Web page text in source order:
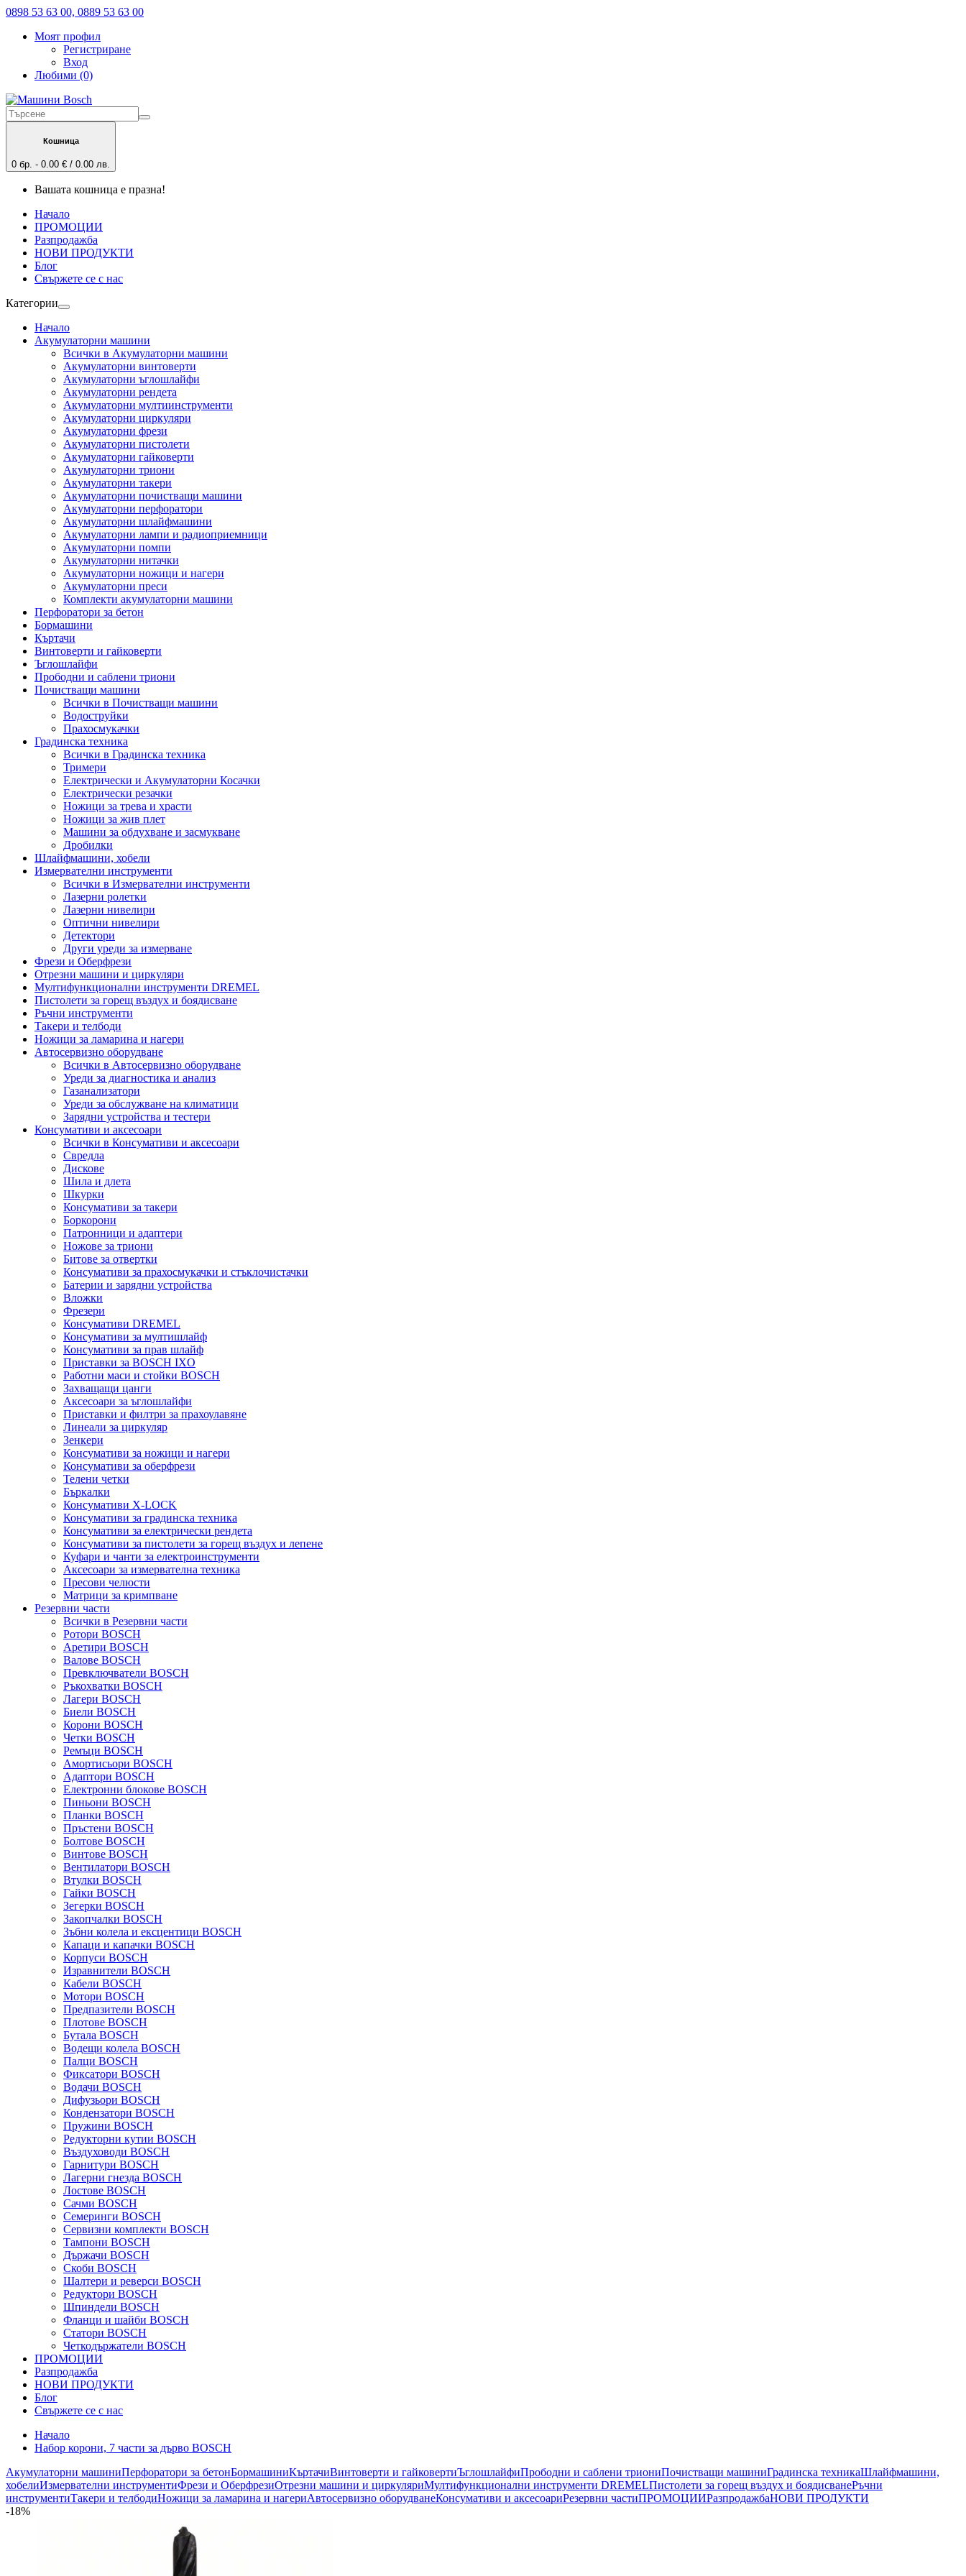
0898 53 63 00, 0889 53 63 00
Моят профил
Регистриране
Вход
Любими (0)
Кошница
0 бр. - 0.00 € / 0.00 лв.
Вашата кошница е празна!
Начало
ПРОМОЦИИ
Разпродажба
НОВИ ПРОДУКТИ
Блог
Свържете се с нас
Категории
Начало
Акумулаторни машини
Всички в Акумулаторни машини
Акумулаторни винтоверти
Акумулаторни ъглошлайфи
Акумулаторни рендета
Акумулаторни мултиинструменти
Акумулаторни циркуляри
Акумулаторни фрези
Акумулаторни пистолети
Акумулаторни гайковерти
Акумулаторни триони
Акумулаторни такери
Акумулаторни почистващи машини
Акумулаторни перфоратори
Акумулаторни шлайфмашини
Акумулаторни лампи и радиоприемници
Акумулаторни помпи
Акумулаторни нитачки
Акумулаторни ножици и нагери
Акумулаторни преси
Комплекти акумулаторни машини
Перфоратори за бетон
Бормашини
Къртачи
Винтоверти и гайковерти
Ъглошлайфи
Прободни и саблени триони
Почистващи машини
Всички в Почистващи машини
Водоструйки
Прахосмукачки
Градинска техника
Всички в Градинска техника
Тримери
Електрически и Акумулаторни Косачки
Електрически резачки
Ножици за трева и храсти
Ножици за жив плет
Машини за обдухване и засмукване
Дробилки
Шлайфмашини, хобели
Измервателни инструменти
Всички в Измервателни инструменти
Лазерни ролетки
Лазерни нивелири
Оптични нивелири
Детектори
Други уреди за измерване
Фрези и Оберфрези
Отрезни машини и циркуляри
Мултифункционални инструменти DREMEL
Пистолети за горещ въздух и боядисване
Ръчни инструменти
Такери и телбоди
Ножици за ламарина и нагери
Автосервизно оборудване
Всички в Автосервизно оборудване
Уреди за диагностика и анализ
Газанализатори
Уреди за обслужване на климатици
Зарядни устройства и тестери
Консумативи и аксесоари
Всички в Консумативи и аксесоари
Свредла
Дискове
Шила и длета
Шкурки
Консумативи за такери
Боркорони
Патронници и адаптери
Ножове за триони
Битове за отвертки
Консумативи за прахосмукачки и стъклочистачки
Батерии и зарядни устройства
Вложки
Фрезери
Консумативи DREMEL
Консумативи за мултишлайф
Консумативи за прав шлайф
Приставки за BOSCH IXO
Работни маси и стойки BOSCH
Захващащи цанги
Аксесоари за ъглошлайфи
Приставки и филтри за прахоулавяне
Линеали за циркуляр
Зенкери
Консумативи за ножици и нагери
Консумативи за оберфрези
Телени четки
Бъркалки
Консумативи X-LOCK
Консумативи за градинска техника
Консумативи за електрически рендета
Консумативи за пистолети за горещ въздух и лепене
Куфари и чанти за електроинструменти
Аксесоари за измервателна техника
Пресови челюсти
Матрици за кримпване
Резервни части
Всички в Резервни части
Ротори BOSCH
Аретири BOSCH
Валове BOSCH
Превключватели BOSCH
Ръкохватки BOSCH
Лагери BOSCH
Биели BOSCH
Корони BOSCH
Четки BOSCH
Ремъци BOSCH
Амортисьори BOSCH
Адаптори BOSCH
Електронни блокове BOSCH
Пиньони BOSCH
Планки BOSCH
Пръстени BOSCH
Болтове BOSCH
Винтове BOSCH
Вентилатори BOSCH
Втулки BOSCH
Гайки BOSCH
Зегерки BOSCH
Закопчалки BOSCH
Зъбни колела и ексцентици BOSCH
Капаци и капачки BOSCH
Корпуси BOSCH
Изравнители BOSCH
Кабели BOSCH
Мотори BOSCH
Предпазители BOSCH
Плотове BOSCH
Бутала BOSCH
Водещи колела BOSCH
Палци BOSCH
Фиксатори BOSCH
Водачи BOSCH
Дифузьори BOSCH
Кондензатори BOSCH
Пружини BOSCH
Редукторни кутии BOSCH
Въздуховоди BOSCH
Гарнитури BOSCH
Лагерни гнезда BOSCH
Лостове BOSCH
Сачми BOSCH
Семеринги BOSCH
Сервизни комплекти BOSCH
Тампони BOSCH
Държачи BOSCH
Скоби BOSCH
Шалтери и реверси BOSCH
Редуктори BOSCH
Шпиндели BOSCH
Фланци и шайби BOSCH
Статори BOSCH
Четкодържатели BOSCH
ПРОМОЦИИ
Разпродажба
НОВИ ПРОДУКТИ
Блог
Свържете се с нас
Начало
Набор корони, 7 части за дърво BOSCH
Акумулаторни машиниПерфоратори за бетонБормашиниКъртачиВинтоверти и гайковертиЪглошлайфиПрободни и саблени триониПочистващи машиниГрадинска техникаШлайфмашини,
хобелиИзмервателни инструментиФрези и ОберфрезиОтрезни машини и циркуляриМултифункционални инструменти DREMELПистолети за горещ въздух и боядисванеРъчни
инструментиТакери и телбодиНожици за ламарина и нагериАвтосервизно оборудванеКонсумативи и аксесоариРезервни частиПРОМОЦИИРазпродажбаНОВИ ПРОДУКТИ
-18%